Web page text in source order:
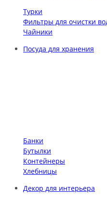
Турки
Фильтры для очистки
Чайники
Посуда для хранения
Банки
Бутылки
Контейнеры
Хлебницы
Декор для интерьера